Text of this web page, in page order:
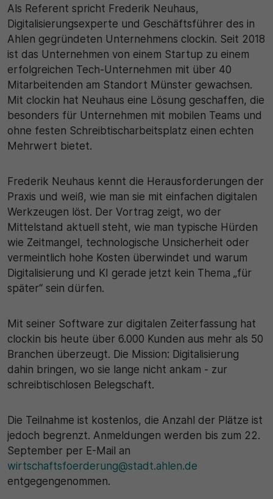
Als Referent spricht Frederik Neuhaus,
Digitalisierungsexperte und Geschäftsführer des in
Ahlen gegründeten Unternehmens clockin. Seit 2018
ist das Unternehmen von einem Startup zu einem
erfolgreichen Tech-Unternehmen mit über 40
Mitarbeitenden am Standort Münster gewachsen.
Mit clockin hat Neuhaus eine Lösung geschaffen, die
besonders für Unternehmen mit mobilen Teams und
ohne festen Schreibtischarbeitsplatz einen echten
Mehrwert bietet.
Frederik Neuhaus kennt die Herausforderungen der
Praxis und weiß, wie man sie mit einfachen digitalen
Werkzeugen löst. Der Vortrag zeigt, wo der
Mittelstand aktuell steht, wie man typische Hürden
wie Zeitmangel, technologische Unsicherheit oder
vermeintlich hohe Kosten überwindet und warum
Digitalisierung und KI gerade jetzt kein Thema „für
später“ sein dürfen.
Mit seiner Software zur digitalen Zeiterfassung hat
clockin bis heute über 6.000 Kunden aus mehr als 50
Branchen überzeugt. Die Mission: Digitalisierung
dahin bringen, wo sie lange nicht ankam - zur
schreibtischlosen Belegschaft.
Die Teilnahme ist kostenlos, die Anzahl der Plätze ist
jedoch begrenzt. Anmeldungen werden bis zum 22.
September per E-Mail an
wirtschaftsfoerderung@stadt.ahlen.de
entgegengenommen.